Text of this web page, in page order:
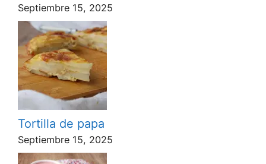
Septiembre 15, 2025
Tortilla de papa
Septiembre 15, 2025